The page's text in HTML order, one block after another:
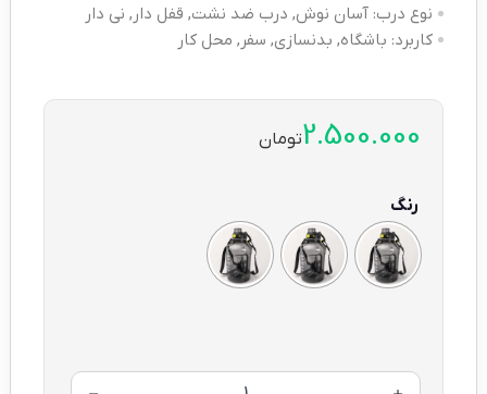
نوع درب: آسان نوش, درب ضد نشت, قفل دار, نی دار
کاربرد: باشگاه, بدنسازی, سفر, محل کار
2.500.000تومان
رنگ